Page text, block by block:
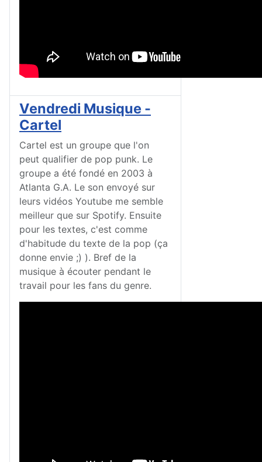
Vendredi Musique -
Cartel
Cartel est un groupe que l'on
peut qualifier de pop punk. Le
groupe a été fondé en 2003 à
Atlanta G.A. Le son envoyé sur
leurs vidéos Youtube me semble
meilleur que sur Spotify. Ensuite
pour les textes, c'est comme
d'habitude du texte de la pop (ça
donne envie ;) ). Bref de la
musique à écouter pendant le
travail pour les fans du genre.